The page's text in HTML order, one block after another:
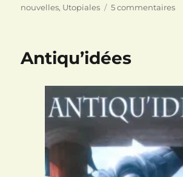
le
nouvelles, Utopiales 5 commentairessur
Antiqu’idées